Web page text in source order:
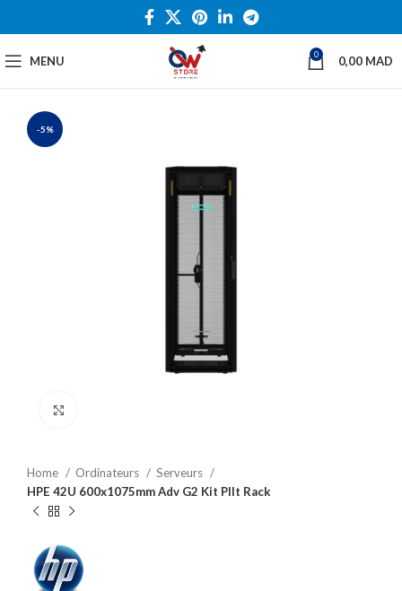
MENU 0 0,00 MAD
-5%
Home Ordinateurs
Serveurs
HPE 42U 600x1075mm Adv G2 Kit Pllt Rack